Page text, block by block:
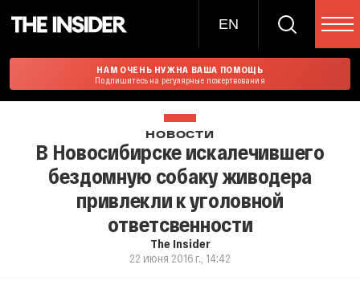
EN
НАМ ОЧЕНЬ НУЖНА ВАША ПОМОЩЬ
Подпишитесь на регулярные пожертвования
НОВОСТИ
В Новосибирске искалечившего
бездомную собаку живодера
привлекли к уголовной
ответсвенности
The Insider
22 июня 2016 г., 14:42